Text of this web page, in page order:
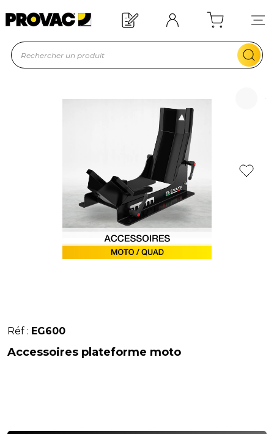
Offre de bienvenue : 20€ offerts !
En savoir plus
Réf : EG600
Accessoires plateforme moto